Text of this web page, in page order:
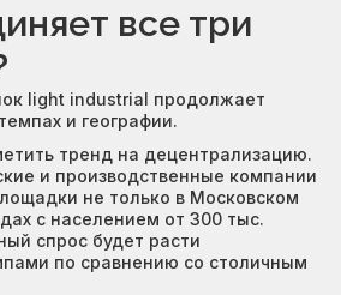
все три
light industrial продолжает
и географии.
тренд на децентрализацию.
и производственные компании
не только в Московском
с населением от 300 тыс.
спрос будет расти
по сравнению со столичным